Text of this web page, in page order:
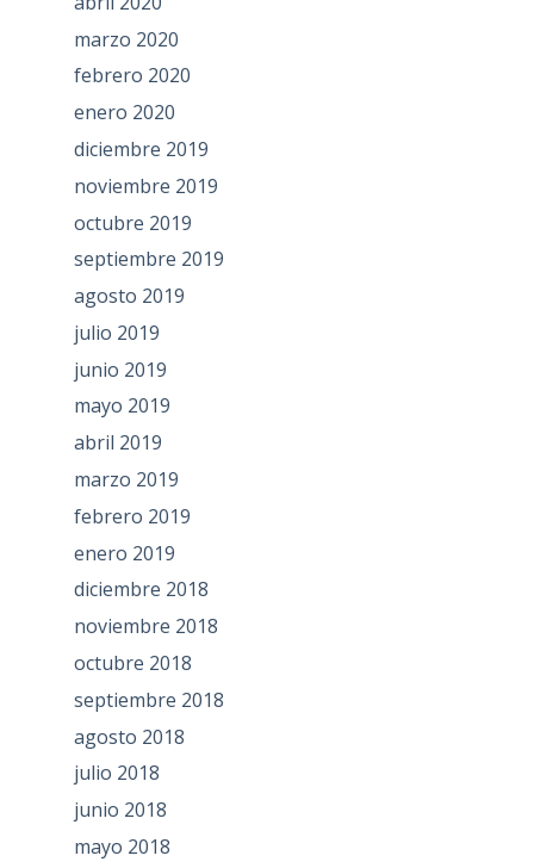
marzo 2020
febrero 2020
enero 2020
diciembre 2019
noviembre 2019
octubre 2019
septiembre 2019
agosto 2019
julio 2019
junio 2019
mayo 2019
abril 2019
marzo 2019
febrero 2019
enero 2019
diciembre 2018
noviembre 2018
octubre 2018
septiembre 2018
agosto 2018
julio 2018
junio 2018
mayo 2018